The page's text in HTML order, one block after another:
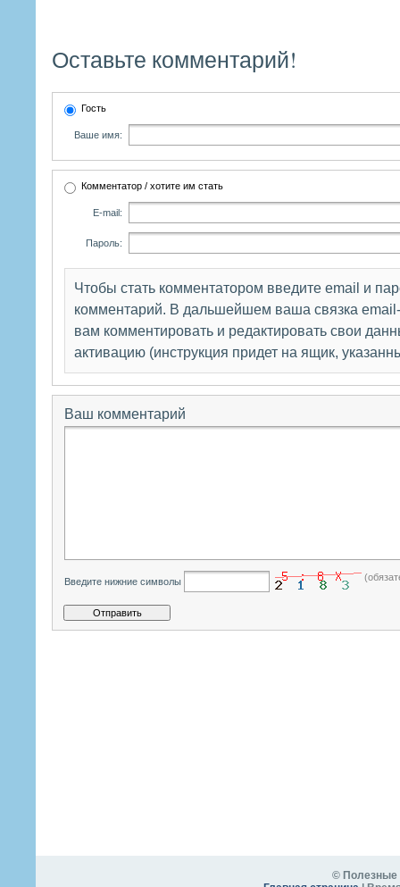
Оставьте комментарий!
Гость
Ваше имя:
Комментатор / хотите им стать
E-mail:
Пароль:
Чтобы стать комментатором введите email и
комментарий. В дальшейшем ваша связка
вам комментировать и редактировать свои
активацию (инструкция придет на ящик,
Ваш комментарий
Введите нижние символы
© Полезные